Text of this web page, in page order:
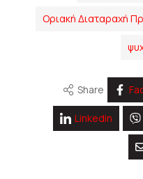
Οριακή Διαταραχή
Share
Linkedin